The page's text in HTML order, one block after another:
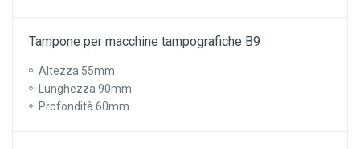
Tampone per macchine tampografiche B9
Altezza 55mm
Lunghezza 90mm
Profondità 60mm